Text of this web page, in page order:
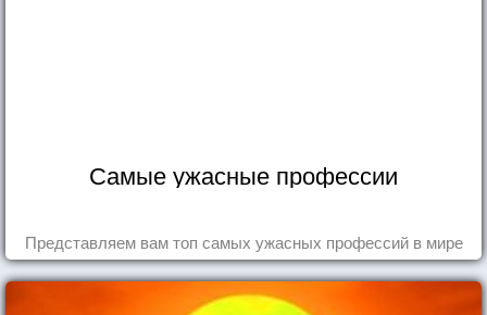
Самые ужасные профессии
Представляем вам топ самых ужасных профессий в мире